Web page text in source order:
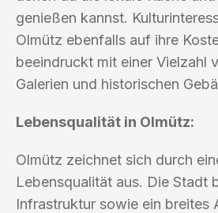
genießen kannst.
Olmütz ebenfalls auf ihre
beeindruckt mit einer Vielzahl
Galerien und historischen
Lebensqualität in Olmütz:
Olmütz zeichnet sich durch
Lebensqualität aus. Die Stadt
Infrastruktur sowie ein breites